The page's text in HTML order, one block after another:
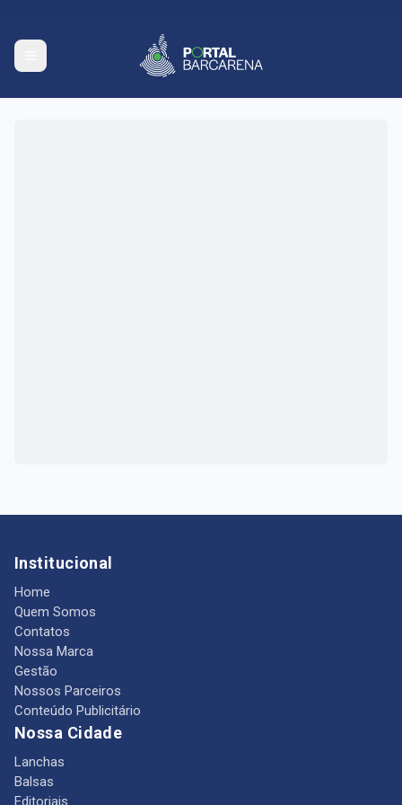
Institucional
Home
Quem Somos
Contatos
Nossa Marca
Gestão
Nossos Parceiros
Conteúdo Publicitário
Nossa Cidade
Lanchas
Balsas
Editoriais